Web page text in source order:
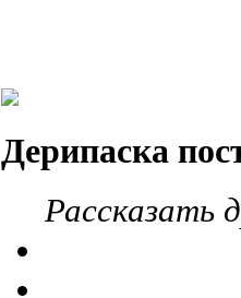
Дерипаска
Рассказать